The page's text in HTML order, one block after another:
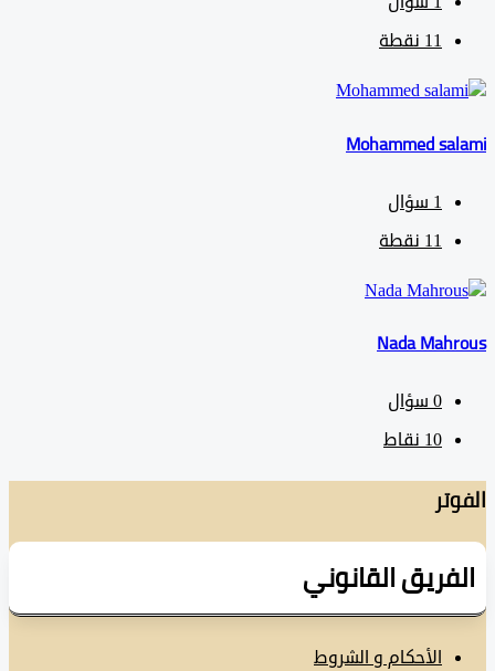
نقطة
Mohammed
سؤال
نقطة
Nada
سؤال
نقاط
القانوني
الأحكام و الشروط